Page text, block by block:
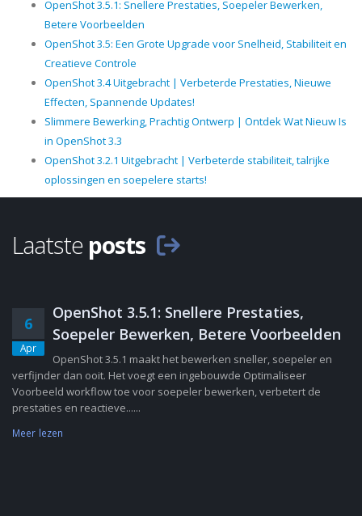
OpenShot 3.5.1: Snellere Prestaties, Soepeler Bewerken,
Betere Voorbeelden
OpenShot 3.5: Een Grote Upgrade voor Snelheid, Stabiliteit en
Creatieve Controle
OpenShot 3.4 Uitgebracht | Verbeterde Prestaties, Nieuwe
Effecten, Spannende Updates!
Slimmere Bewerking, Prachtig Ontwerp | Ontdek Wat Nieuw Is
in OpenShot 3.3
OpenShot 3.2.1 Uitgebracht | Verbeterde stabiliteit, talrijke
oplossingen en soepelere starts!
Laatste posts
6
Apr
OpenShot 3.5.1: Snellere Prestaties,
Soepeler Bewerken, Betere Voorbeelden
OpenShot 3.5.1 maakt het bewerken sneller, soepeler en
verfijnder dan ooit. Het voegt een ingebouwde Optimaliseer
Voorbeeld workflow toe voor soepeler bewerken, verbetert de
prestaties en reactieve......
Meer lezen